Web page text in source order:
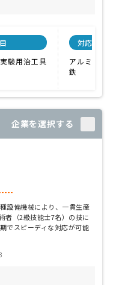
験用治工具
対応材料
アルミニウ
鉄
企業を選択する
設備機械により、一貫生産
者（2級技能士7名）の技に
でスピーディな対応が可能